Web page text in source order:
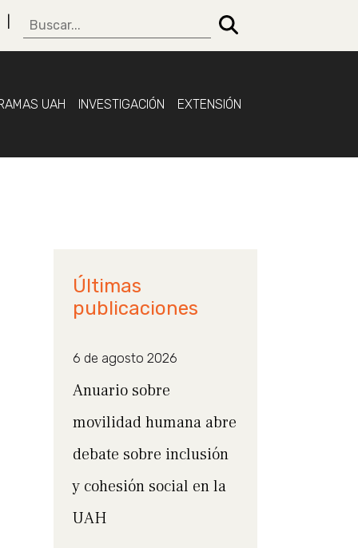
UAH INVESTIGACIÓN EXTENSIÓN
Últimas
publicaciones
6 de agosto 2026
Anuario sobre
movilidad humana abre
debate sobre inclusión
y cohesión social en la
UAH